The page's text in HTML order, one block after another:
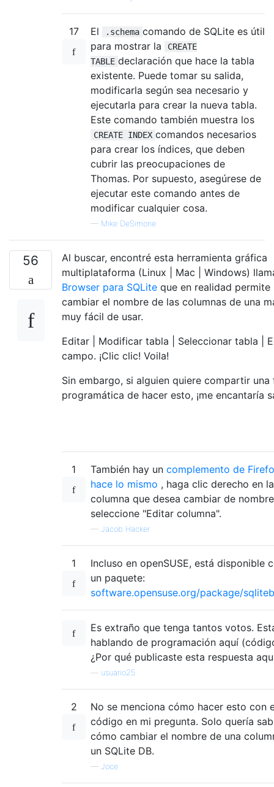
17 El .schema comando de SQLite es útil
para mostrar la
CREATE
TABLE declaración que hace la tabla
existente. Puede tomar su salida,
modificarla según sea necesario y
ejecutarla para crear la nueva tabla.
Este comando también muestra los
CREATE INDEX comandos necesarios
para crear los índices, que deben
cubrir las preocupaciones de
Thomas. Por supuesto, asegúrese de
ejecutar este comando antes de
modificar cualquier cosa.
— Mike DeSimone
56
Al buscar, encontré esta herramienta gráfica
multiplataforma (Linux | Mac | Windows)
Browser para SQLite que en realidad permite
cambiar el nombre de las columnas de una
muy fácil de usar.
Editar | Modificar tabla | Seleccionar tabla |
campo. ¡Clic clic! Voila!
Sin embargo, si alguien quiere compartir una
programática de hacer esto, ¡me encantaría
1 También hay un complemento de
hace lo mismo , haga clic derecho en la
columna que desea cambiar de
seleccione "Editar columna".
— Jacob Hacker
1
Incluso en openSUSE, está disponible
un paquete:
software.opensuse.org/package/
Es extraño que tenga tantos votos.
hablando de programación aquí
¿Por qué publicaste esta respuesta
usuario25
2
No se menciona cómo hacer esto con
código en mi pregunta. Solo quería
cómo cambiar el nombre de una
un SQLite DB.
— Joce